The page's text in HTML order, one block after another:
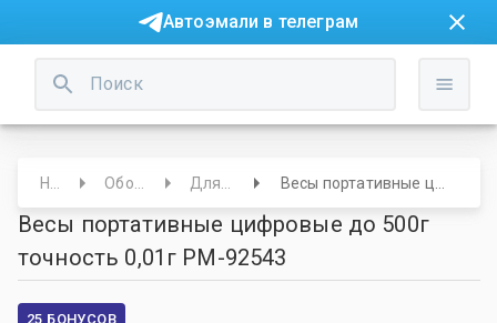
Автоэмали в телеграм
Весы портативные цифровые до 500г
точность 0,01г РМ-92543
25 БОНУСОВ